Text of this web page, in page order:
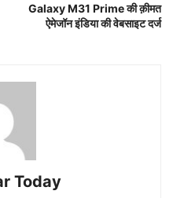
Galaxy M31 Prime की क़ीमत
ऐमेजॉन इंडिया की वेबसाइट दर्ज
Today